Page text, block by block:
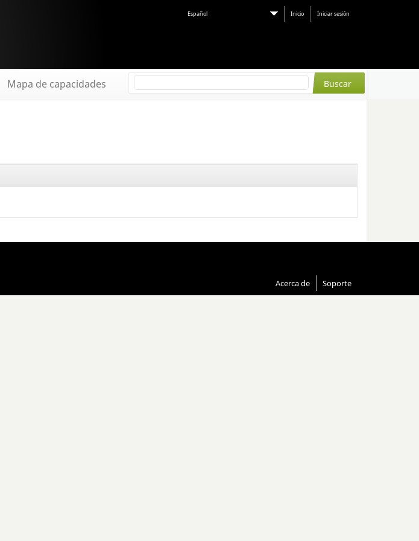
Español Inicio Iniciar sesión
Mapa de capacidades
Acerca de Soporte